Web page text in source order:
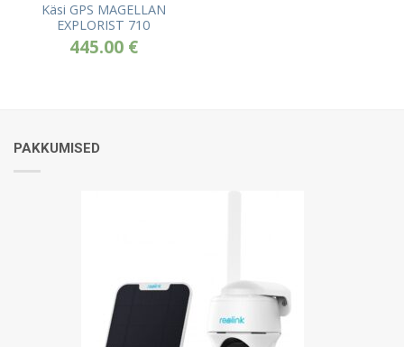
Käsi GPS MAGELLAN
EXPLORIST 710
445.00 €
PAKKUMISED